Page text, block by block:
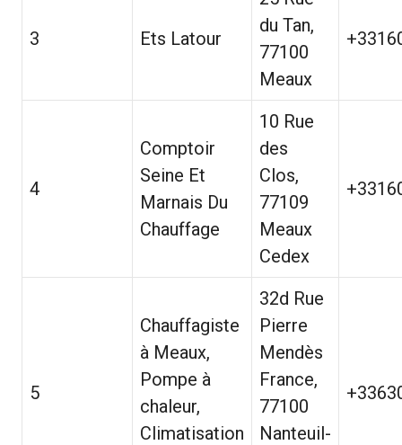
3 Ets Latour
du Tan,
77100
Meaux
4
Comptoir
Seine Et
Marnais Du
Chauffage
10 Rue
des
Clos,
77109
Meaux
Cedex
5
Chauffagiste
à Meaux,
Pompe à
chaleur,
Climatisation
32d Rue
Pierre
Mendès
France,
77100
Nanteuil-